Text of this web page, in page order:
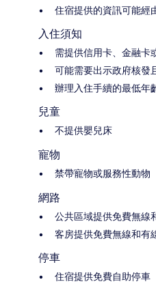
住宿提供的資訊可能經
入住須知
需提供信用卡、金融卡
可能需要出示政府核發
辦理入住手續的最低年
兒童
不提供嬰兒床
寵物
禁帶寵物或服務性動物
網路
公共區域提供免費無線
客房提供免費無線和有
停車
住宿提供免費自助停車